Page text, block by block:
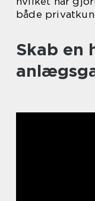
både
Skab en